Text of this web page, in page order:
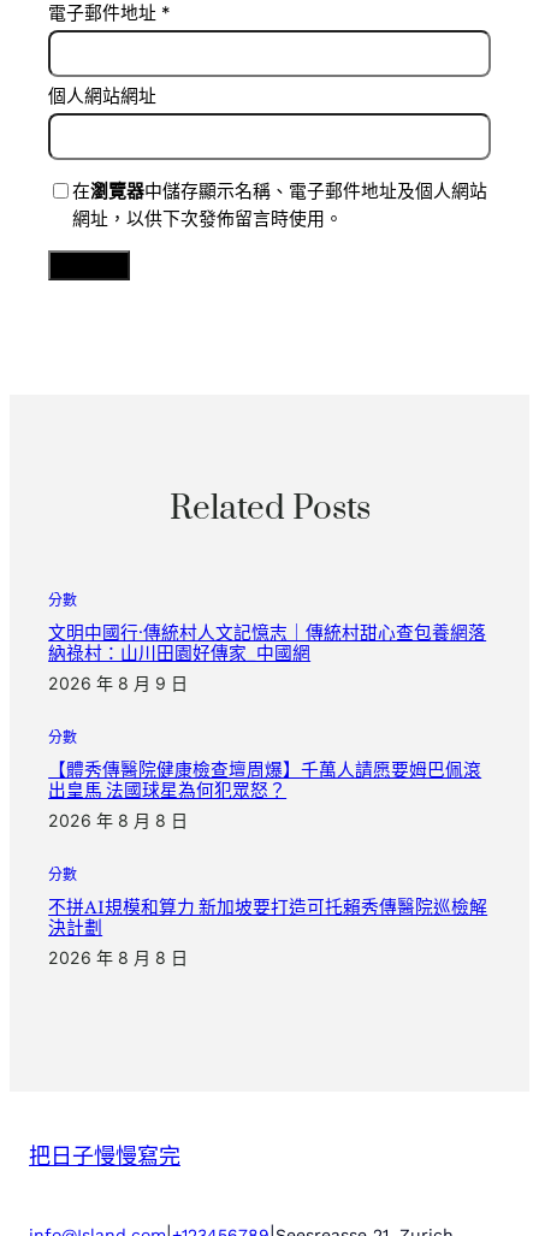
電子郵件地址 *
個人網站網址
在瀏覽器中儲存顯示名稱、電子郵件地址及個人網站
網址，以供下次發佈留言時使用。
Related Posts
分數
文明中國行·傳統村人文記憶志｜傳統村甜心查包養網落
納祿村：山川田園好傳家_中國網
2026 年 8 月 9 日
分數
【體秀傳醫院健康檢查壇周爆】千萬人請愿要姆巴佩滾
出皇馬 法國球星為何犯眾怒？
2026 年 8 月 8 日
分數
不拼AI規模和算力 新加坡要打造可托賴秀傳醫院巡檢解
決計劃
2026 年 8 月 8 日
把日子慢慢寫完